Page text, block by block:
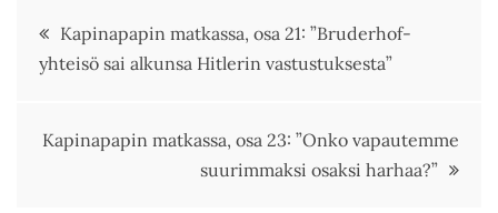
Artikkelien
selaus
Kapinapapin matkassa, osa 21: ”Bruderhof-
yhteisö sai alkunsa Hitlerin vastustuksesta”
Kapinapapin matkassa, osa 23: ”Onko vapautemme
suurimmaksi osaksi harhaa?”